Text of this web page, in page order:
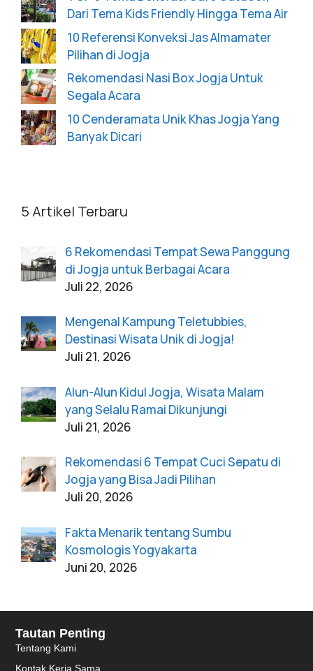
Dari Tema Kids Friendly Hingga Tema Air
10 Referensi Konveksi Jas Almamater
Pilihan di Jogja
Rekomendasi Nasi Box Jogja Untuk
Segala Acara
10 Cenderamata Unik Khas Jogja Yang
Banyak Dicari
5 Artikel Terbaru
6 Rekomendasi Tempat Sewa Panggung
di Jogja untuk Berbagai Acara
Juli 22, 2026
Mengenal Kampung Teletubbies,
Destinasi Wisata Unik di Jogja!
Juli 21, 2026
Alun-Alun Kidul Jogja, Wisata Malam
yang Selalu Ramai Dikunjungi
Juli 21, 2026
Rekomendasi 6 Tempat Cuci Sepatu di
Jogja yang Bisa Jadi Pilihan
Juli 20, 2026
Fakta Menarik tentang Sumbu
Kosmologis Yogyakarta
Juni 20, 2026
Tautan Penting
Tentang Kami
Kontak Kerja Sama